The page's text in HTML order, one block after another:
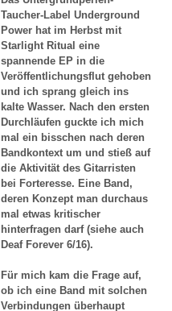
Taucher-Label Underground
Power hat im Herbst mit
Starlight Ritual eine
spannende EP in die
Veröffentlichungsflut gehoben
und ich sprang gleich ins
kalte Wasser. Nach den ersten
Durchläufen guckte ich mich
mal ein bisschen nach deren
Bandkontext um und stieß auf
die Aktivität des Gitarristen
bei Forteresse. Eine Band,
deren Konzept man durchaus
mal etwas kritischer
hinterfragen darf (siehe auch
Deaf Forever 6/16).
Für mich kam die Frage auf,
ob ich eine Band mit solchen
Verbindungen überhaupt